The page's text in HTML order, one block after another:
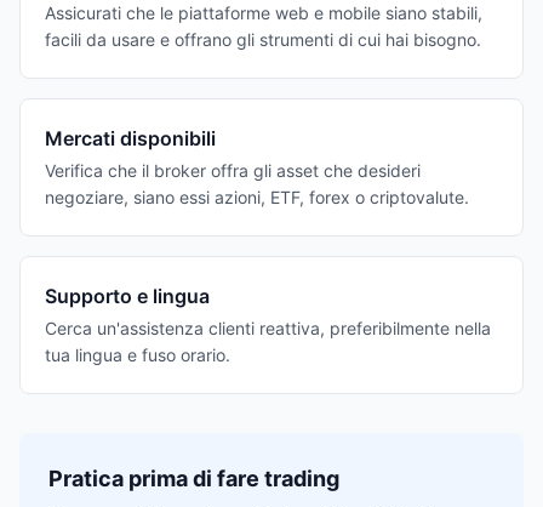
Assicurati che le piattaforme web e mobile siano stabili,
facili da usare e offrano gli strumenti di cui hai bisogno.
Mercati disponibili
Verifica che il broker offra gli asset che desideri
negoziare, siano essi azioni, ETF, forex o criptovalute.
Supporto e lingua
Cerca un'assistenza clienti reattiva, preferibilmente nella
tua lingua e fuso orario.
Pratica prima di fare trading